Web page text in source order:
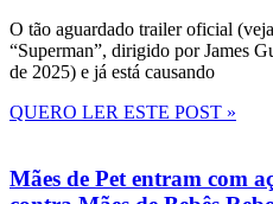
O tão aguardado trailer oficial
“Superman”, dirigido por James
de 2025) e já está causando
QUERO LER ESTE POST »
Mães de Pet entram com